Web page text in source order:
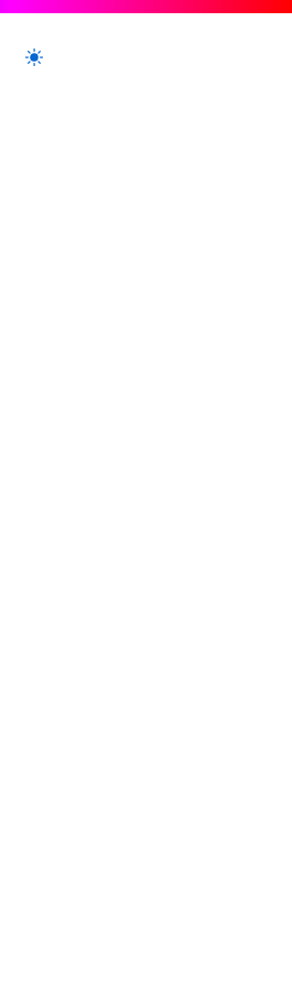
Passer à la version claire / sombre